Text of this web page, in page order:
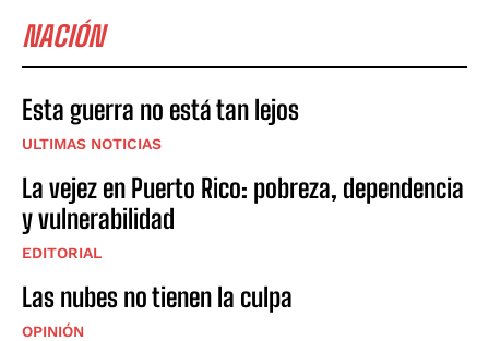
NACIÓN
Esta guerra no está tan lejos
ULTIMAS NOTICIAS
La vejez en Puerto Rico: pobreza, dependencia
y vulnerabilidad
EDITORIAL
Las nubes no tienen la culpa
OPINIÓN